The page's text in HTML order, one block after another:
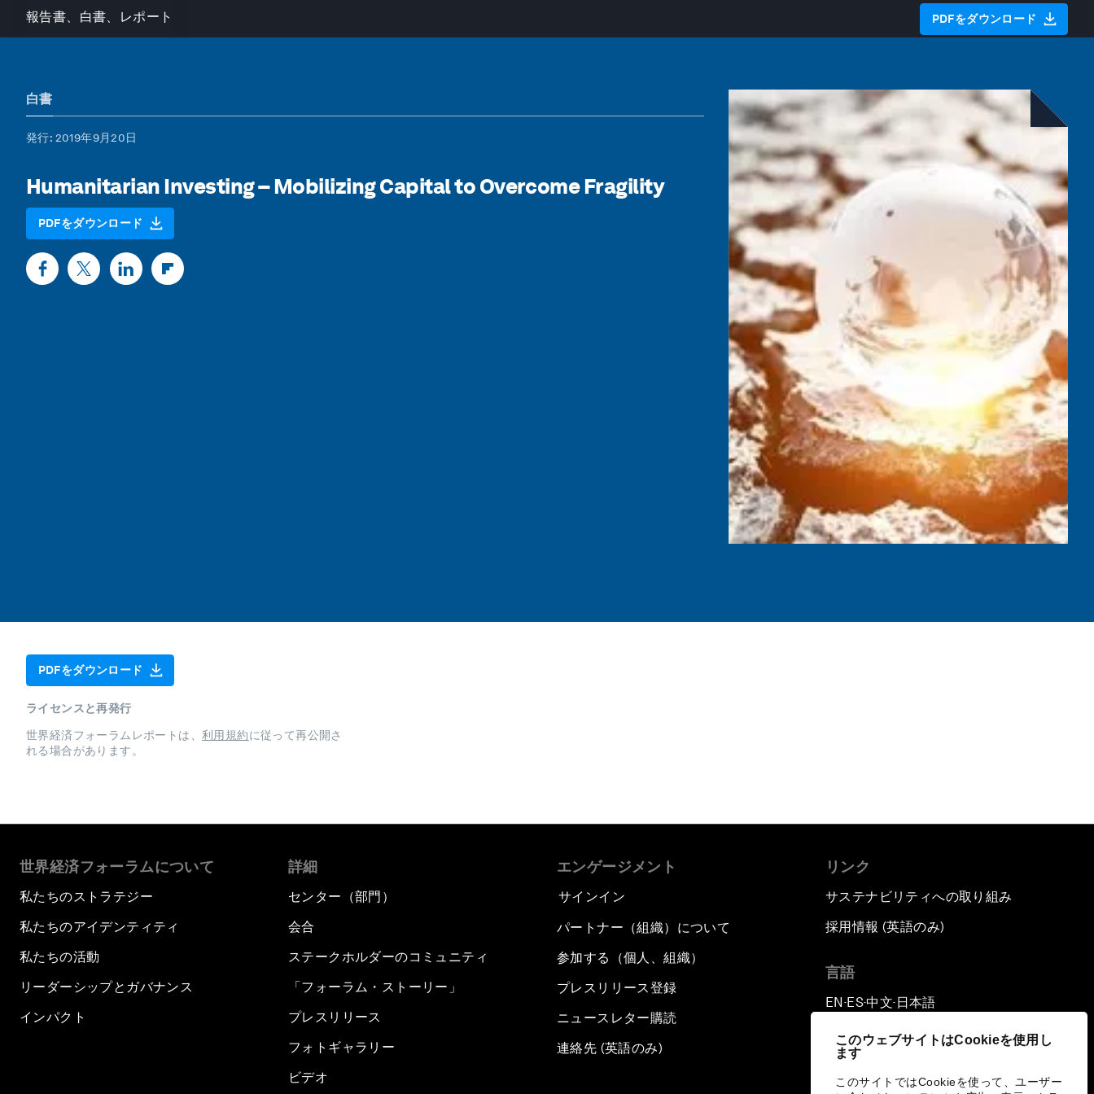
このウェブサイトはCookieを使用し
ます
このサイトではCookieを使って、ユーザー
報告書、白書、レポート PDFをダウンロード
白書
発行: 2019年9月20日
Humanitarian Investing – Mobilizing Capital to Overcome Fragility
PDFをダウンロード
PDFをダウンロード
ライセンスと再発行
世界経済フォーラムレポートは、 利用規約に従って再公開さ
れる場合があります。
世界経済フォーラムについて
私たちのストラテジー
私たちのアイデンティティ
私たちの活動
リーダーシップとガバナンス
インパクト
詳細
センター（部門）
会合
ステークホルダーのコミュニティ
「フォーラム・ストーリー」
プレスリリース
フォトギャラリー
ビデオ
エンゲージメント
サインイン
パートナー（組織）について
参加する（個人、組織）
プレスリリース登録
ニュースレター購読
連絡先 (英語のみ)
リンク
サステナビリティへの取り組み
採用情報 (英語のみ)
言語
EN ▪ES▪中文▪ 日本語